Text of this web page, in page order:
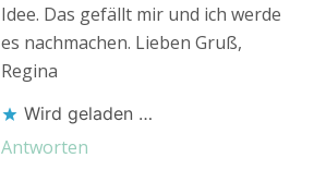
Idee. Das gefällt mir und ich werde
es nachmachen. Lieben Gruß,
Regina
Wird geladen …
Antworten